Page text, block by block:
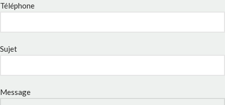
Téléphone
Sujet
Message